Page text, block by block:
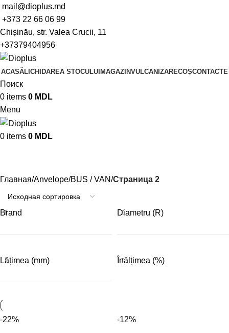
mail@dioplus.md
+373 22 66 06 99
Chișinău, str. Valea Crucii, 11
+37379404956
ACASĂLICHIDAREA STOCULUI MAGAZINVULCANIZARECOȘCONTACTE
Поиск
0 items 0 MDL
Menu
0 items 0 MDL
Главная Anvelope BUS / VAN Страница 2
Brand Diametru (R)
Lățimea (mm) Înălțimea (%)
-22% -12%